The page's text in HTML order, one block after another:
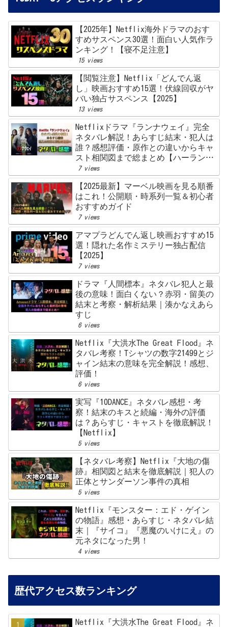
【2025年】Netflix海外ドラマのおす
すめサスペンス30選！面白い人気作ラ
ンキング！【寝不足注意】
15 views
【閲覧注意】Netflix「どんでん返
し」映画おすすめ15選！伏線回収がヤ
バい独占サスペンス【2025】
13 views
Netflixドラマ『ランナウェイ』完全
ネタバレ解説！あらすじ結末・犯人は
誰？感想評価・原作との違いからキャ
スト相関図まで総まとめ【ハーラン・
コーベン】
7 views
【2025最新】マーベル映画を見る順番
はこれ！公開順・時系列一覧＆初心者
おすすめガイド
7 views
アマプラどんでん返し映画おすすめ15
選！隠れた名作ミステリー独占配信
【2025】
7 views
ドラマ『人間標本』ネタバレ犯人と最
後の意味！面白くない？赤羽・留美の
結末と考察・解析結果｜湊かなえあら
すじ
6 views
Netflix『大洪水The Great Flood』ネ
タバレ考察！Tシャツの数字21499とジ
ャイン結末の意味を完全解説！感想、
評価！
6 views
実写『10DANCE』ネタバレ感想・考
察！結末のキスと続編・海外の評価
は？あらすじ・キャストを徹底解説！
【Netflix】
5 views
【ネタバレ考察】Netflix『大地の傷
跡』相関図と結末を徹底解説｜犯人の
正体とサンダーソン事件の真相
5 views
Netflix『モンスター：エド・ゲイン
の物語』感想・あらすじ・ネタバレ結
末｜『サイコ』『悪魔のいけにえ』の
元ネタになった男！
4 views
歴代アクセス数ランキング
Netflix『大洪水The Great Flood』ネ